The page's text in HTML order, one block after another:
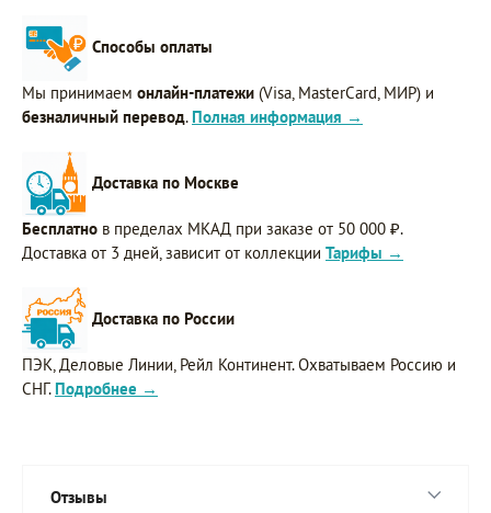
Способы оплаты
Мы принимаем онлайн-платежи (Visa, MasterCard, МИР) и
безналичный перевод. Полная информация →
Доставка по Москве
Бесплатно в пределах МКАД при заказе от 50 000 ₽.
Доставка от 3 дней, зависит от коллекции Тарифы →
Доставка по России
ПЭК, Деловые Линии, Рейл Континент. Охватываем Россию и
СНГ. Подробнее →
Отзывы